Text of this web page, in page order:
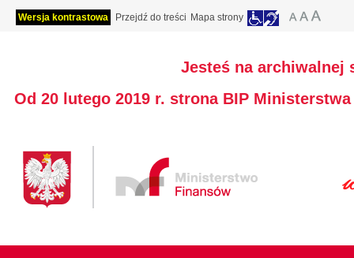
Wersja kontrastowa Przejdź do treści Mapa strony
Jesteś na archiwalnej
Od 20 lutego 2019 r. strona BIP